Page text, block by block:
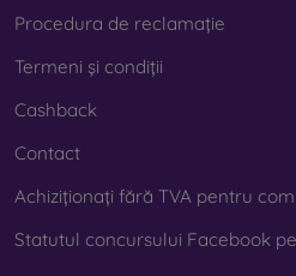
Procedura de reclamație
Termeni și condiții
Cashback
Contact
Achiziționați fără TVA pentru
Statutul concursului Facebook